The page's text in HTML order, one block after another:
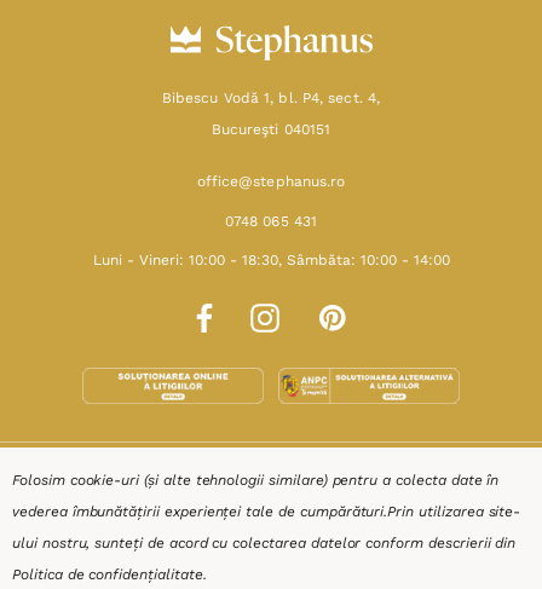
Bibescu Vodă 1, bl. P4, sect. 4,
Bucureşti 040151
office@stephanus.ro
0748 065 431
Luni - Vineri: 10:00 - 18:30, Sâmbăta: 10:00 - 14:00
SHOP
RESURSE
Folosim cookie-uri (și alte tehnologii similare) pentru a colecta date în
vederea îmbunătățirii experienței tale de cumpărături.Prin utilizarea site-
ului nostru, sunteți de acord cu colectarea datelor conform descrierii din
Politica de confidențialitate.